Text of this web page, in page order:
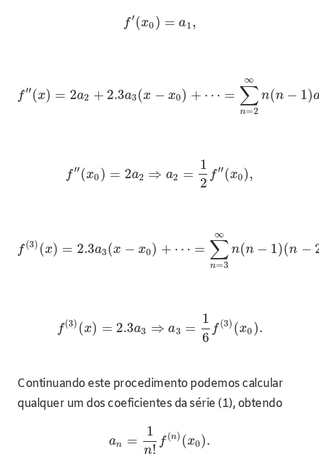
f′(x0) = a1,
f′′(x) = 2a2 + 2.3a3(x − x0) + ⋯ = ∑
n=2
∞
n(n − 1)
f′′(x0) = 2a2 ⇒ a2 =
1
2
f ′′(x0),
f (3) (x) = 2.3a3(x − x0) + ⋯ = ∑
n=3
∞
n(n − 1)(n −
f (3) (x) = 2.3a3 ⇒ a3 =
1
6
f (3) (x0).
Continuando este procedimento podemos calcular
qualquer um dos coeficientes da série (1), obtendo
an =
1
n!
f (n) (x0).